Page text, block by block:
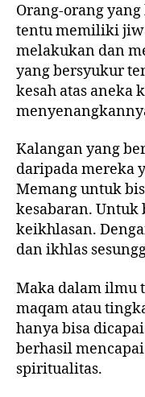
Orang-orang
tentu memiliki
melakukan dan
yang bersyukur
kesah atas aneka
Kalangan yang
daripada mereka
Memang untuk
kesabaran. Untuk
keikhlasan.
dan ikhlas
Maka dalam ilmu
maqam atau
hanya bisa
berhasil
spiritualitas.